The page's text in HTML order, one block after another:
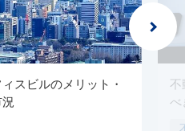
スビルのメリット・
不
べ